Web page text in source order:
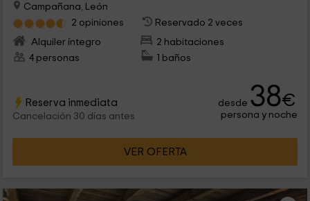
Campañana, León
2 opiniones
Reservado 2 veces
Alquiler íntegro
2 habitaciones
4 personas
1 baños
Reserva inmediata
Cancelación 30 días antes
desde 38€
persona y noche
VER OFERTA